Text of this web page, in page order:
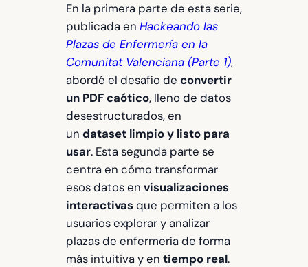
En la primera parte de esta serie,
publicada en Hackeando las
Plazas de Enfermería en la
Comunitat Valenciana (Parte 1),
abordé el desafío de convertir
un PDF caótico, lleno de datos
desestructurados, en
un dataset limpio y listo para
usar. Esta segunda parte se
centra en cómo transformar
esos datos en visualizaciones
interactivas que permiten a los
usuarios explorar y analizar
plazas de enfermería de forma
más intuitiva y en tiempo real.